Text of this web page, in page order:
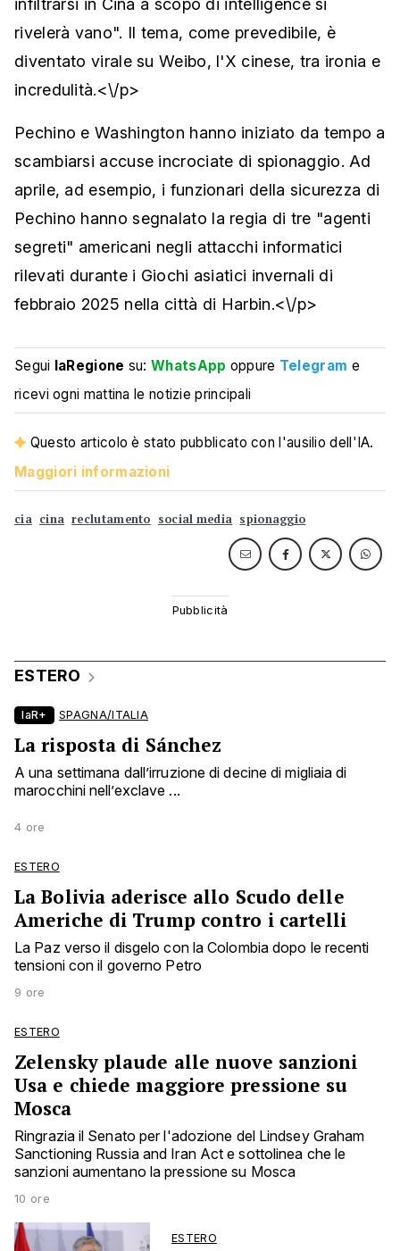
infiltrarsi in Cina a scopo di intelligence si
rivelerà vano". Il tema, come prevedibile, è
diventato virale su Weibo, l'X cinese, tra ironia e
incredulità.<\/p>
Pechino e Washington hanno iniziato da tempo a
scambiarsi accuse incrociate di spionaggio. Ad
aprile, ad esempio, i funzionari della sicurezza di
Pechino hanno segnalato la regia di tre "agenti
segreti" americani negli attacchi informatici
rilevati durante i Giochi asiatici invernali di
febbraio 2025 nella città di Harbin.<\/p>
Segui laRegione su:WhatsApp oppure Telegram e
ricevi ogni mattina le notizie principali
Questo articolo è stato pubblicato con l'ausilio dell'IA.
Maggiori informazioni
cia cina reclutamento social media spionaggio
ESTERO
laR+ SPAGNA/ITALIA
La risposta di Sánchez
A una settimana dall’irruzione di decine di migliaia di
marocchini nell’exclave ...
4 ore
ESTERO
La Bolivia aderisce allo Scudo delle
Americhe di Trump contro i cartelli
La Paz verso il disgelo con la Colombia dopo le recenti
tensioni con il governo Petro
9 ore
ESTERO
Zelensky plaude alle nuove sanzioni
Usa e chiede maggiore pressione su
Mosca
Ringrazia il Senato per l'adozione del Lindsey Graham
Sanctioning Russia and Iran Act e sottolinea che le
sanzioni aumentano la pressione su Mosca
10 ore
ESTERO